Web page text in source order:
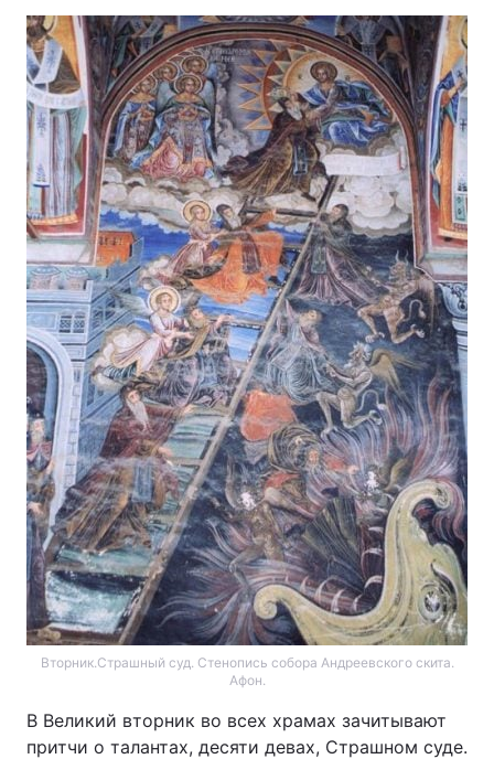
Тема оформлення
Вторник.Страшный суд. Стенопись собора Андреевского скита.
Афон.
В Великий вторник во всех храмах зачитывают
притчи о талантах, десяти девах, Страшном суде.